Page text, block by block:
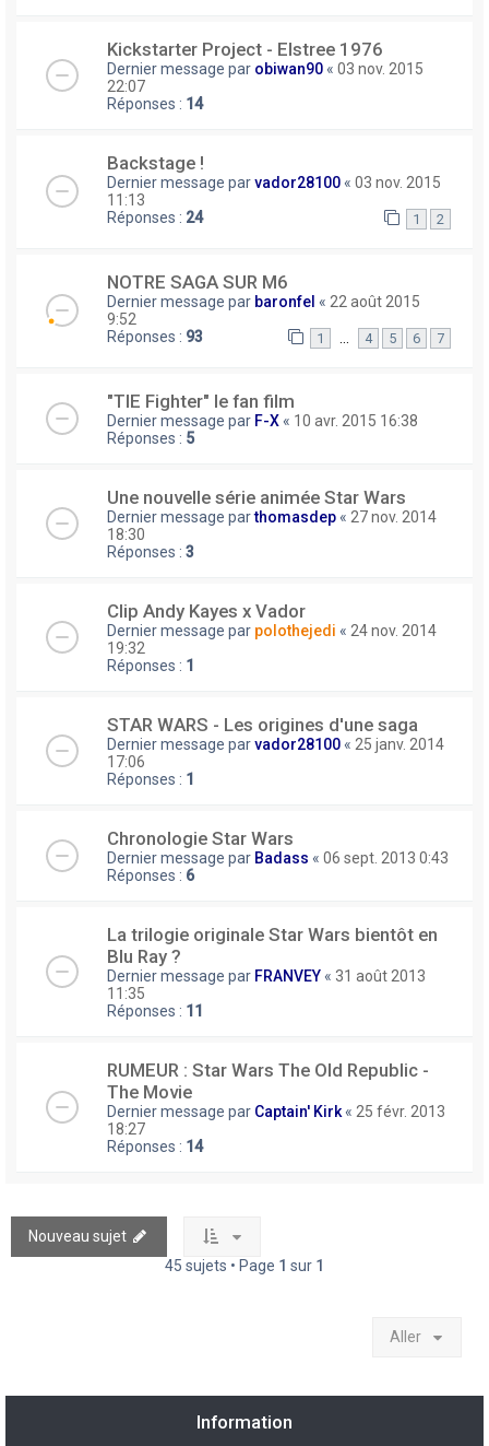
Kickstarter Project - Elstree 1976
Dernier message par obiwan90 « 03 nov. 2015
22:07
Réponses : 14
Backstage !
Dernier message parvador28100 « 03 nov. 2015
11:13
Réponses : 24 1 2
NOTRE SAGA SUR M6
Dernier message par baronfel « 22 août 2015
9:52
Réponses : 93 1 … 4 5 6 7
"TIE Fighter" le fan film
Dernier message par F-X « 10 avr. 2015 16:38
Réponses : 5
Une nouvelle série animée Star Wars
Dernier message parthomasdep « 27 nov. 2014
18:30
Réponses : 3
Clip Andy Kayes x Vador
Dernier message par polothejedi « 24 nov. 2014
19:32
Réponses : 1
STAR WARS - Les origines d'une saga
Dernier message parvador28100 « 25 janv. 2014
17:06
Réponses : 1
Chronologie Star Wars
Dernier message par Badass « 06 sept. 2013 0:43
Réponses : 6
La trilogie originale Star Wars bientôt en
Blu Ray ?
Dernier message par FRANVEY « 31 août 2013
11:35
Réponses : 11
RUMEUR : Star Wars The Old Republic -
The Movie
Dernier message par Captain' Kirk « 25 févr. 2013
18:27
Réponses : 14
Nouveau sujet
45 sujets • Page 1 sur 1
Aller
Information